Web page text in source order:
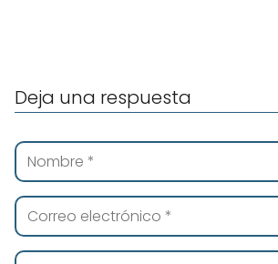
Deja una respuesta